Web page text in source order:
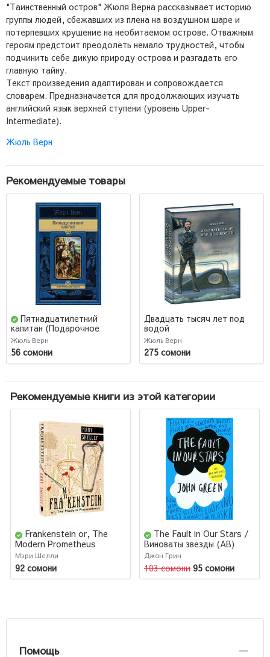
"Таинственный остров" Жюля Верна рассказывает историю
группы людей, сбежавших из плена на воздушном шаре и
потерпевших крушение на необитаемом острове. Отважным
героям предстоит преодолеть немало трудностей, чтобы
подчинить себе дикую природу острова и разгадать его
главную тайну.
Текст произведения адаптирован и сопровождается
словарем. Предназначается для продолжающих изучать
английский язык верхней ступени (уровень Upper-
Intermediate).
Жюль Верн
Рекомендуемые товары
Пятнадцатилетний
капитан (Подарочное
издание)
Жюль Верн
56 сомони
Двадцать тысяч лет под
водой
Жюль Верн
275 сомони
Рекомендуемые книги из этой категории
Frankenstein or, The
Modern Prometheus
Мэри Шелли
92 сомони
The Fault in Our Stars /
Виноваты звезды (AB)
Джон Грин
103 сомони 95 сомони
Помощь